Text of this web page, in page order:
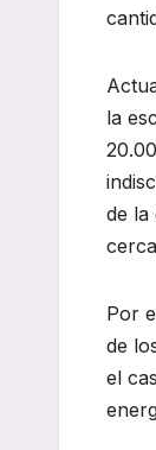
la
de la
Por
de
el